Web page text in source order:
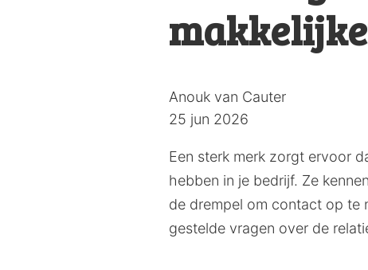
Posted
by:
Anouk van Cauter
25 jun 2026
Een sterk merk zorgt ervoor
hebben in je bedrijf. Ze
de drempel om contact op te
gestelde vragen over de